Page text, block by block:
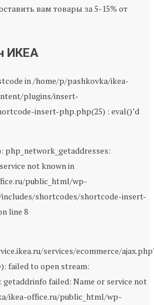
вам товары за 5-15% от
ИКЕА
in /home/p/pashkovka/ikea-
plugins/insert-
insert-php.php(25) : eval()’d
php_network_getaddresses:
not known in
public_html/wp-
shortcodes/shortcode-insert-
line 8
services/ecommerce/
failed to open stream:
failed: Name or service not
ikea-office.ru/public_html/wp-